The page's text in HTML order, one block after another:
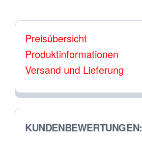
Preisübersicht
Produktinformationen
Versand und Lieferung
KUNDENBEWERTUNGEN: